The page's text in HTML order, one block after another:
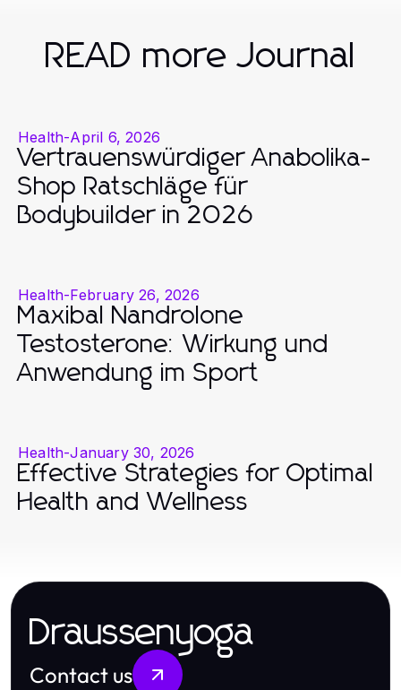
READ more Journal
Health-April 6, 2026
Vertrauenswürdiger Anabolika-
Shop Ratschläge für
Bodybuilder in 2026
Health-February 26, 2026
Maxibal Nandrolone
Testosterone: Wirkung und
Anwendung im Sport
Health-January 30, 2026
Effective Strategies for Optimal
Health and Wellness
Draussenyoga
Contact us